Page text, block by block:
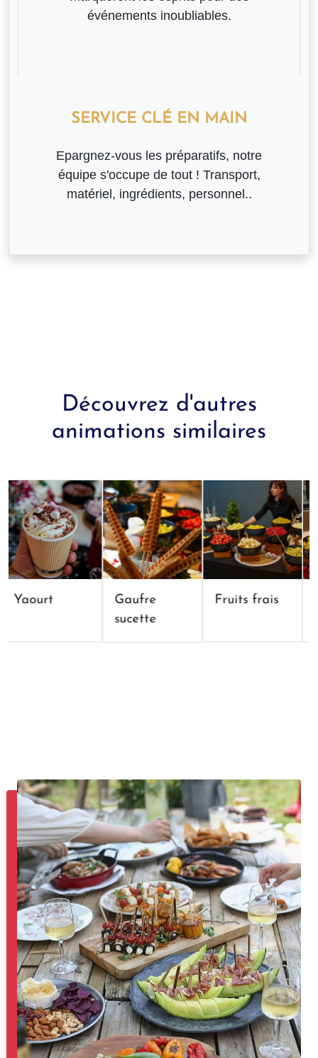
événements inoubliables.
SERVICE CLÉ EN MAIN
Epargnez-vous les préparatifs, notre
équipe s'occupe de tout ! Transport,
matériel, ingrédients, personnel..
Découvrez d'autres
animations similaires
Yaourt
Gaufre
sucette
Fruits frais